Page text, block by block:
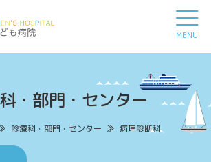
MENU
・部門・センター
診療科・部門・センター 病理診断科